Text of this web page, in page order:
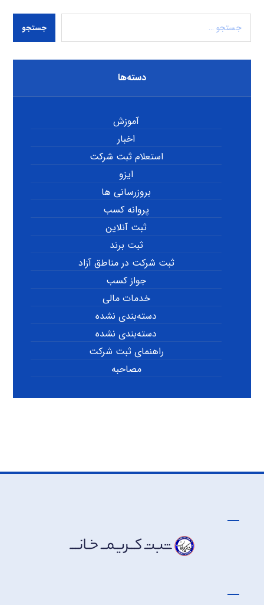
جستجو
دسته‌ها
آموزش
اخبار
استعلام ثبت شرکت
ایزو
بروزرسانی ها
پروانه کسب
ثبت آنلاین
ثبت برند
ثبت شرکت در مناطق آزاد
جواز کسب
خدمات مالی
دسته‌بندی نشده
دسته‌بندی نشده
راهنمای ثبت شرکت
مصاحبه